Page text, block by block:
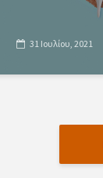
31 Ιουλίου, 2021